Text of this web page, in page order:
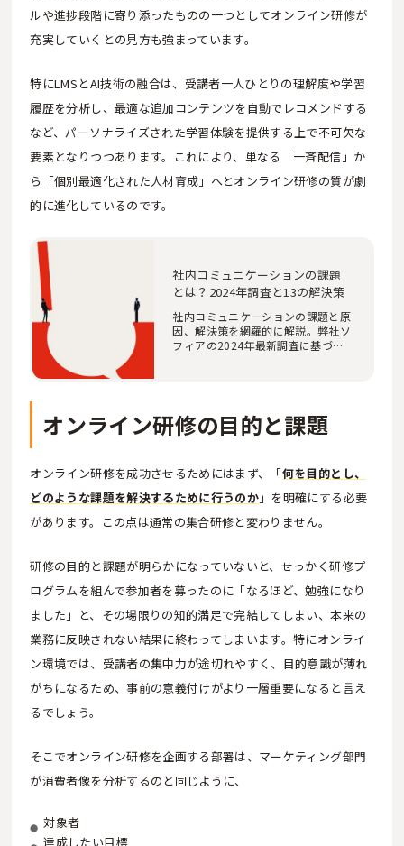
ルや進捗段階に寄り添ったものの一つとしてオンライン研修が
充実していくとの見方も強まっています。
特にLMSとAI技術の融合は、受講者一人ひとりの理解度や学習
履歴を分析し、最適な追加コンテンツを自動でレコメンドする
など、パーソナライズされた学習体験を提供する上で不可欠な
要素となりつつあります。これにより、単なる「一斉配信」か
ら「個別最適化された人材育成」へとオンライン研修の質が劇
的に進化しているのです。
社内コミュニケーションの課題
とは？2024年調査と13の解決策
社内コミュニケーションの課題と原
因、解決策を網羅的に解説。弊社ソ
フィアの2024年最新調査に基づ
オンライン研修の目的と課題
オンライン研修を成功させるためにはまず、「何を目的とし、
どのような課題を解決するために行うのか 」を明確にする必要
があります。この点は通常の集合研修と変わりません。
研修の目的と課題が明らかになっていないと、せっかく研修プ
ログラムを組んで参加者を募ったのに「なるほど、勉強になり
ました」と、その場限りの知的満足で完結してしまい、本来の
業務に反映されない結果に終わってしまいます。特にオンライ
ン環境では、受講者の集中力が途切れやすく、目的意識が薄れ
がちになるため、事前の意義付けがより一層重要になると言え
るでしょう。
そこでオンライン研修を企画する部署は、マーケティング部門
が消費者像を分析するのと同じように、
対象者
達成したい目標